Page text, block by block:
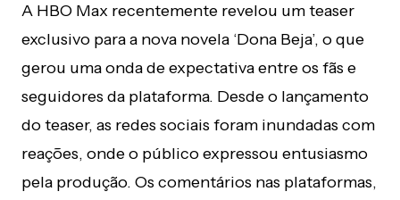
A HBO Max recentemente revelou um teaser
exclusivo para a nova novela ‘Dona Beja’, o que
gerou uma onda de expectativa entre os fãs e
seguidores da plataforma. Desde o lançamento
do teaser, as redes sociais foram inundadas com
reações, onde o público expressou entusiasmo
pela produção. Os comentários nas plataformas,